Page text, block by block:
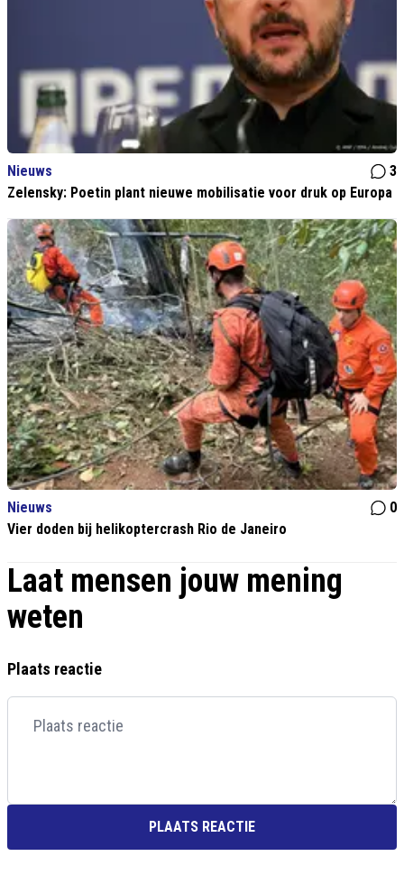
Nieuws
3
Zelensky: Poetin plant nieuwe mobilisatie voor druk op Europa
Nieuws
0
Vier doden bij helikoptercrash Rio de Janeiro
Laat mensen jouw mening
weten
Plaats reactie
PLAATS REACTIE